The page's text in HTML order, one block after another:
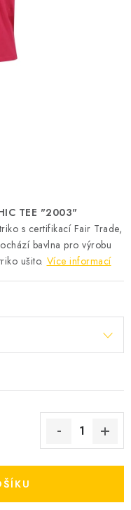
TEE "2003"
s certifikací Fair Trade,
bavlna pro výrobu
ušito. Více informací